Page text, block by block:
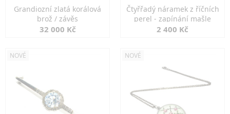
Grandiozní zlatá korálová
brož / závěs
32 000 Kč
Čtyřřadý náramek z říčních
perel - zapínání mašle
2 400 Kč
NOVÉ NOVÉ